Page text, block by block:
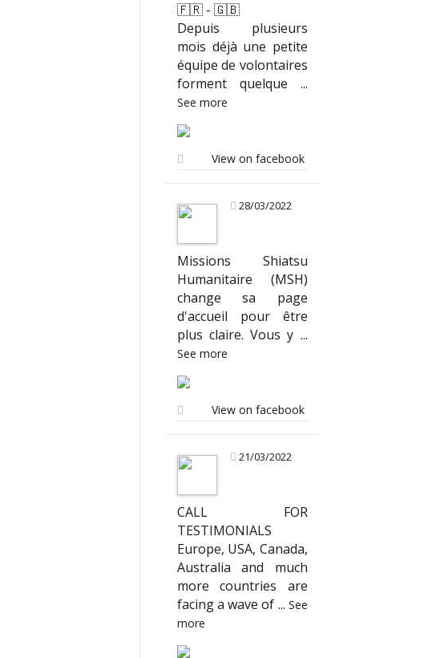
🇫🇷 - 🇬🇧
Depuis plusieurs
mois déjà une petite
équipe de volontaires
forment quelque ...
See more
View on facebook
28/03/2022
Missions Shiatsu
Humanitaire (MSH)
change sa page
d'accueil pour être
plus claire. Vous y ...
See more
View on facebook
21/03/2022
CALL FOR
TESTIMONIALS
Europe, USA, Canada,
Australia and much
more countries are
facing a wave of ... See
more